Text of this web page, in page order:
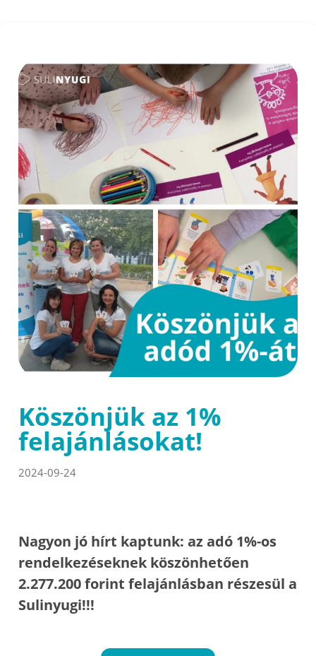
Köszönjük az 1%
felajánlásokat!
2024-09-24
Nagyon jó hírt kaptunk: az adó 1%-os
rendelkezéseknek köszönhetően
2.277.200 forint felajánlásban részesül a
Sulinyugi!!!